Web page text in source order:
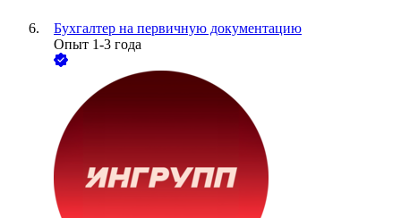
Бухгалтер на первичную документацию
Опыт 1-3 года